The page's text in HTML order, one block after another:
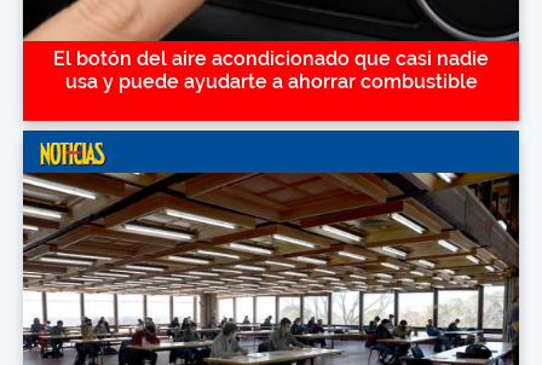
El botón del aire acondicionado que casi nadie
usa y puede ayudarte a ahorrar combustible